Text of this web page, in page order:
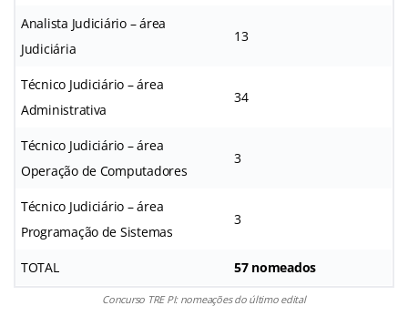
Analista Judiciário – área
Judiciária
13
Técnico Judiciário – área
Administrativa
34
Técnico Judiciário – área
Operação de Computadores
3
Técnico Judiciário – área
Programação de Sistemas
3
TOTAL 57 nomeados
Concurso TRE PI: nomeações do último edital